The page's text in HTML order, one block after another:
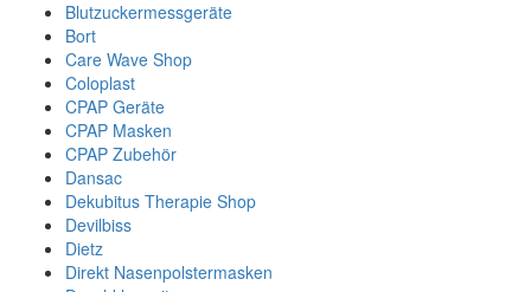
Blutzuckermessgeräte
Bort
Care Wave Shop
Coloplast
CPAP Geräte
CPAP Masken
CPAP Zubehör
Dansac
Dekubitus Therapie Shop
Devilbiss
Dietz
Direkt Nasenpolstermasken